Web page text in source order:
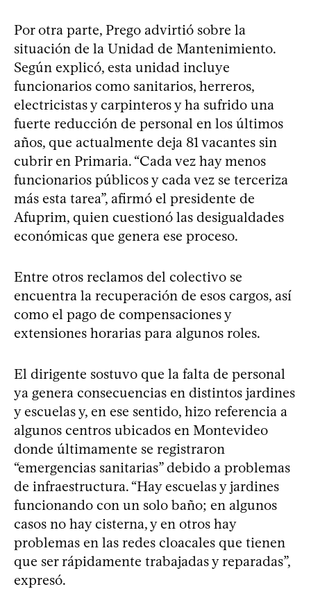
Por otra parte, Prego advirtió sobre la
situación de la Unidad de Mantenimiento.
Según explicó, esta unidad incluye
funcionarios como sanitarios, herreros,
electricistas y carpinteros y ha sufrido una
fuerte reducción de personal en los últimos
años, que actualmente deja 81 vacantes sin
cubrir en Primaria. “Cada vez hay menos
funcionarios públicos y cada vez se terceriza
más esta tarea”, afirmó el presidente de
Afuprim, quien cuestionó las desigualdades
económicas que genera ese proceso.
Entre otros reclamos del colectivo se
encuentra la recuperación de esos cargos, así
como el pago de compensaciones y
extensiones horarias para algunos roles.
El dirigente sostuvo que la falta de personal
ya genera consecuencias en distintos jardines
y escuelas y, en ese sentido, hizo referencia a
algunos centros ubicados en Montevideo
donde últimamente se registraron
“emergencias sanitarias” debido a problemas
de infraestructura. “Hay escuelas y jardines
funcionando con un solo baño; en algunos
casos no hay cisterna, y en otros hay
problemas en las redes cloacales que tienen
que ser rápidamente trabajadas y reparadas”,
expresó.